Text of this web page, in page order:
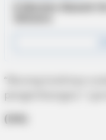
“Barang buktinya
pengembangan,”
(Ink)